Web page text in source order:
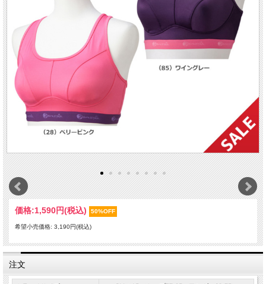
価格:1,590円(税込) 50%OFF
希望小売価格: 3,190円(税込)
注文